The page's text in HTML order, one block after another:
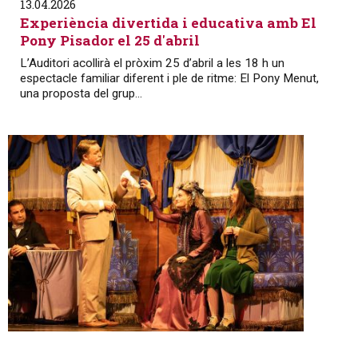
13.04.2026
Experiència divertida i educativa amb El
Pony Pisador el 25 d'abril
L’Auditori acollirà el pròxim 25 d’abril a les 18 h un
espectacle familiar diferent i ple de ritme: El Pony Menut,
una proposta del grup...